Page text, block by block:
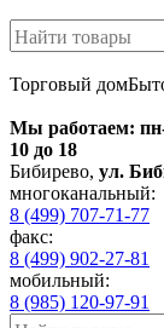
Торговый дом
Мы работаем: пн-
10 до 18
Бибирево, ул.
многоканальный:
8 (499) 707-71-77
факс:
8 (499) 902-27-81
мобильный:
8 (985) 120-97-91